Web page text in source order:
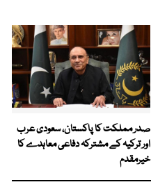
صدر مملکت کا پاکستان، سعودی عرب
اور ترکیہ کے مشترکہ دفاعی معاہدے کا
خیرمقدم